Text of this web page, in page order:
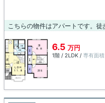
6.5 万円
1階 / 2LDK / 専有面積